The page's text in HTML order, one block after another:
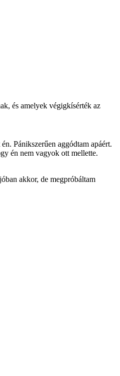
és amelyek végigkísérték az
Pánikszerűen aggódtam apáért.
én nem vagyok ott mellette.
akkor, de megpróbáltam